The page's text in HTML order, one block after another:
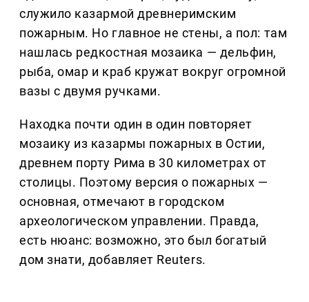
служило казармой древнеримским
пожарным. Но главное не стены, а пол: там
нашлась редкостная мозаика — дельфин,
рыба, омар и краб кружат вокруг огромной
вазы с двумя ручками.
Находка почти один в один повторяет
мозаику из казармы пожарных в Остии,
древнем порту Рима в 30 километрах от
столицы. Поэтому версия о пожарных —
основная, отмечают в городском
археологическом управлении. Правда,
есть нюанс: возможно, это был богатый
дом знати, добавляет Reuters.